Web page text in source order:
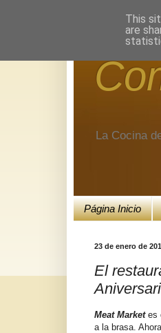
La Cocina
Página Inicio
23 de enero de
El
Meat Marketes
a la brasa.
This
are